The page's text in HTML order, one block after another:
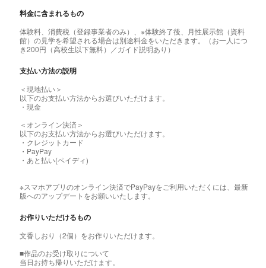
料金に含まれるもの
体験料、消費税（登録事業者のみ）、※体験終了後、月性展示館（資料
館）の見学を希望される場合は別途料金をいただきます。（お一人につ
き200円（高校生以下無料）／ガイド説明あり）
支払い方法の説明
＜現地払い＞
以下のお支払い方法からお選びいただけます。
・現金
＜オンライン決済＞
以下のお支払い方法からお選びいただけます。
・クレジットカード
・PayPay
・あと払い(ペイディ)
※スマホアプリのオンライン決済でPayPayをご利用いただくには、最新
版へのアップデートをお願いいたします。
お作りいただけるもの
文香しおり（2個）をお作りいただけます。
■作品のお受け取りについて
当日お持ち帰りいただけます。